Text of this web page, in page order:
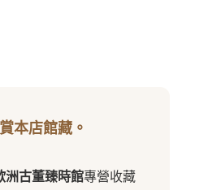
本店館藏。
洲古董臻時館專營收藏